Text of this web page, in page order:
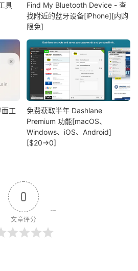
具
Find My Bluetooth Device - 查
找附近的蓝牙设备[iPhone][内购
限免]
工
免费获取半年 Dashlane
Premium 功能[macOS、
Windows、iOS、Android]
[$20→0]
0
文章评分